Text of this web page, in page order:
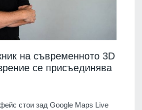
на съвременното 3D
се присъединява
стои зад Google Maps Live